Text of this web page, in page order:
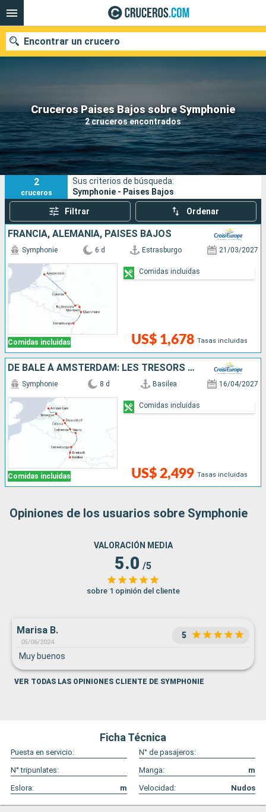
Cruceros Paises Bajos sobre Symphonie
2 cruceros encontrados
Encontrar un crucero
Nuestros destinos
Fecha de salida
Puertos Compañías
Buscar
2
cruceros
Sus criterios de búsqueda:
Symphonie - Paises Bajos
Filtrar Ordenar
FRANCIA, ALEMANIA, PAISES BAJOS
Comidas incluidas
Symphonie 6 d Estrasburgo 21/03/2027
US$ 1,678 Tasas incluidas
Comidas incluidas
DE BÂLE À AMSTERDAM: LES TRÉSORS D'UN FLEUVE MYTHIQUE, LE RHIN
Comidas incluidas
Symphonie 8 d Basilea 16/04/2027
US$ 2,499 Tasas incluidas
Comidas incluidas
Opiniones de los usuarios sobre Symphonie
VALORACIÓN MEDIA
5.0 /5
sobre 1 opinión del cliente
Marisa B.
05/06/2024
5
Muy buenos
VER TODAS LAS OPINIONES CLIENTE DE SYMPHONIE
Ficha Técnica
Puesta en servicio:
N° de pasajeros:
N° tripunlates:
Manga:
m
Eslora:
m Velocidad: Nudos